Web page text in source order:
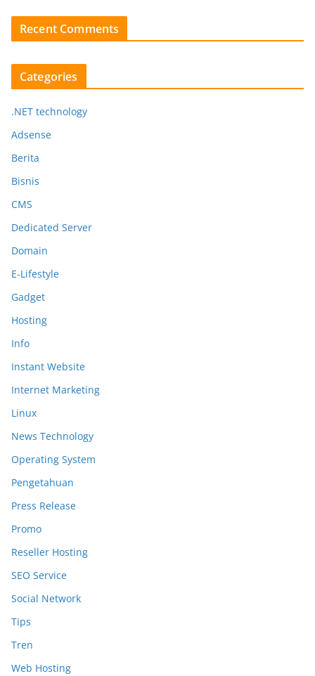
Recent Comments
Categories
.NET technology
Adsense
Berita
Bisnis
CMS
Dedicated Server
Domain
E-Lifestyle
Gadget
Hosting
Info
Instant Website
Internet Marketing
Linux
News Technology
Operating System
Pengetahuan
Press Release
Promo
Reseller Hosting
SEO Service
Social Network
Tips
Tren
Web Hosting